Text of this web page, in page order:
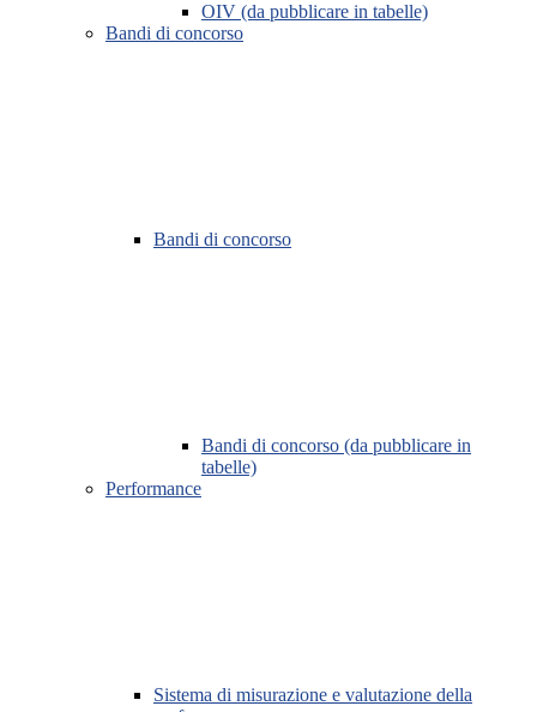
OIV (da pubblicare in tabelle)
Bandi di concorso
Bandi di concorso
Bandi di concorso (da pubblicare in
tabelle)
Performance
Sistema di misurazione e valutazione della